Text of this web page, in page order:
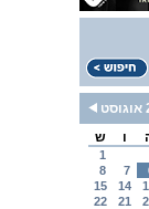
ו ש
1
7
8
14
15
21
22